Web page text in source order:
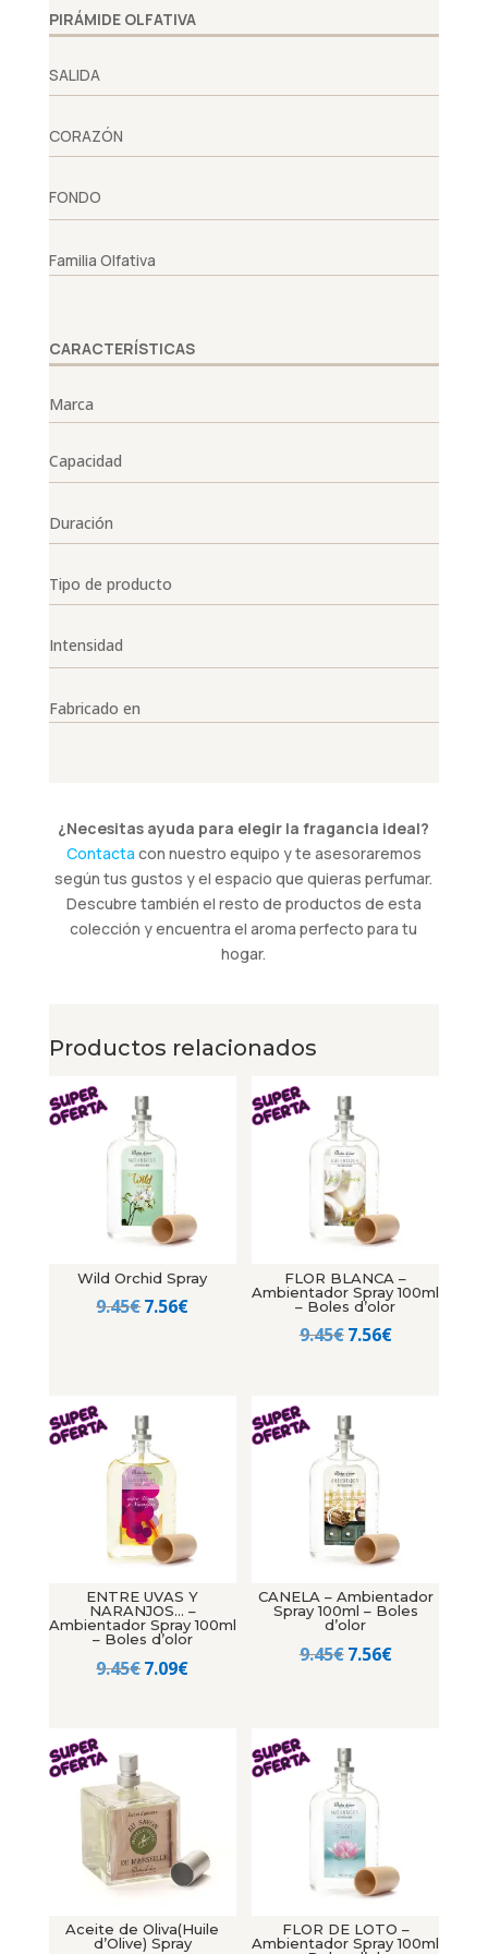
PIRÁMIDE OLFATIVA
SALIDA
CORAZÓN
FONDO
Familia Olfativa
CARACTERÍSTICAS
Marca
Capacidad
Duración
Tipo de producto
Intensidad
Fabricado en
¿Necesitas ayuda para elegir la fragancia ideal?
Contacta con nuestro equipo y te asesoraremos
según tus gustos y el espacio que quieras perfumar.
Descubre también el resto de productos de esta
colección y encuentra el aroma perfecto para tu
hogar.
Productos relacionados
Wild Orchid Spray
9.45€El
9.45€.
7.56€El
FLOR BLANCA –
Ambientador Spray 100ml
– Boles d’olor
9.45€El
era:
9.45€.
7.56€El
ENTRE UVAS Y
NARANJOS… –
Ambientador Spray 100ml
– Boles d’olor
9.45€El
9.45€.
7.09€El
CANELA – Ambientador
Spray 100ml – Boles
d’olor
9.45€El
9.45€.
7.56€El
Aceite de Oliva(Huile
d’Olive) Spray
FLOR DE LOTO –
Ambientador Spray 100ml